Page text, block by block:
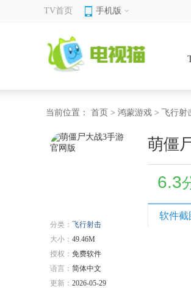
TV首页 手机版
当前位置： 首页 > 鸿蒙游戏 > 飞行射
分类： 飞行射击
大小： 49.46M
授权： 免费软件
语言： 简体中文
更新： 2026-05-29
萌僵
6.3
软件截